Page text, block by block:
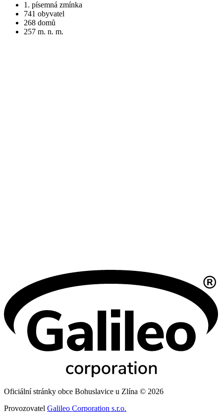
1. písemná zmínka
741 obyvatel
268 domů
257 m. n. m.
Oficiální stránky obce Bohuslavice u Zlína © 2026
Provozovatel Galileo Corporation s.r.o.